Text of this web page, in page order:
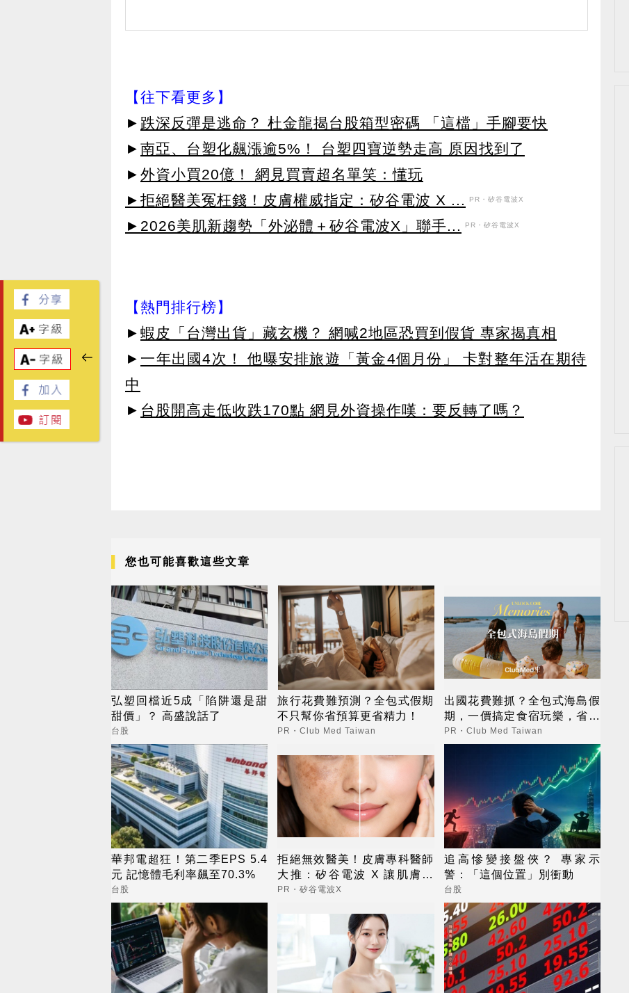
【往下看更多】
► 跌深反彈是逃命？ 杜金龍揭台股箱型密碼 「這檔」手腳要快
► 南亞、台塑化飆漲逾5%！ 台塑四寶逆勢走高 原因找到了
► 外資小買20億！ 網見買賣超名單笑：懂玩
►拒絕醫美冤枉錢！皮膚權威指定：矽谷電波 X ...
PR・矽谷電波X
►2026美肌新趨勢「外泌體＋矽谷電波X」聯手... PR・矽谷電波X
【熱門排行榜】
► 蝦皮「台灣出貨」藏玄機？ 網喊2地區恐買到假貨 專家揭真相
► 一年出國4次！ 他曝安排旅遊「黃金4個月份」 卡對整年活在期待
中
► 台股開高走低收跌170點 網見外資操作嘆：要反轉了嗎？
您也可能喜歡這些文章
弘塑回檔近5成「陷阱還是甜
甜價」？ 高盛說話了
台股
旅行花費難預測？全包式假期
不只幫你省預算更省精力！
PR・Club Med Taiwan
出國花費難抓？全包式海島假
期，一價搞定食宿玩樂，省錢
更省心！
PR・Club Med Taiwan
華邦電超狂！第二季EPS 5.4
元 記憶體毛利率飆至70.3%
台股
拒絕無效醫美！皮膚專科醫師
大推：矽谷電波 X 讓肌膚由
內而外更強韌
PR・矽谷電波X
追高慘變接盤俠？ 專家示
警：「這個位置」別衝動
台股